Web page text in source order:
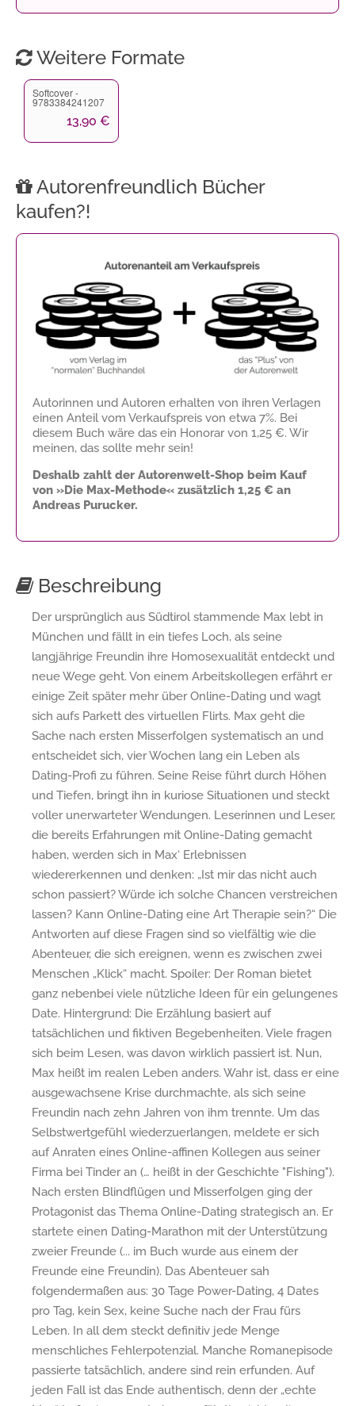
Weitere Formate
Softcover -
9783384241207
13,90 €
Autorenfreundlich Bücher
kaufen?!
Autorinnen und Autoren erhalten von ihren Verlagen
einen Anteil vom Verkaufspreis von etwa 7%. Bei
diesem Buch wäre das ein Honorar von 1,25 €. Wir
meinen, das sollte mehr sein!
Deshalb zahlt der Autorenwelt-Shop beim Kauf
von »Die Max-Methode« zusätzlich 1,25 € an
Andreas Purucker.
Beschreibung
Der ursprünglich aus Südtirol stammende Max lebt in
München und fällt in ein tiefes Loch, als seine
langjährige Freundin ihre Homosexualität entdeckt und
neue Wege geht. Von einem Arbeitskollegen erfährt er
einige Zeit später mehr über Online-Dating und wagt
sich aufs Parkett des virtuellen Flirts. Max geht die
Sache nach ersten Misserfolgen systematisch an und
entscheidet sich, vier Wochen lang ein Leben als
Dating-Profi zu führen. Seine Reise führt durch Höhen
und Tiefen, bringt ihn in kuriose Situationen und steckt
voller unerwarteter Wendungen. Leserinnen und Leser,
die bereits Erfahrungen mit Online-Dating gemacht
haben, werden sich in Max‘ Erlebnissen
wiedererkennen und denken: „Ist mir das nicht auch
schon passiert? Würde ich solche Chancen verstreichen
lassen? Kann Online-Dating eine Art Therapie sein?“ Die
Antworten auf diese Fragen sind so vielfältig wie die
Abenteuer, die sich ereignen, wenn es zwischen zwei
Menschen „Klick“ macht. Spoiler: Der Roman bietet
ganz nebenbei viele nützliche Ideen für ein gelungenes
Date. Hintergrund: Die Erzählung basiert auf
tatsächlichen und fiktiven Begebenheiten. Viele fragen
sich beim Lesen, was davon wirklich passiert ist. Nun,
Max heißt im realen Leben anders. Wahr ist, dass er eine
ausgewachsene Krise durchmachte, als sich seine
Freundin nach zehn Jahren von ihm trennte. Um das
Selbstwertgefühl wiederzuerlangen, meldete er sich
auf Anraten eines Online-affinen Kollegen aus seiner
Firma bei Tinder an (… heißt in der Geschichte "Fishing").
Nach ersten Blindflügen und Misserfolgen ging der
Protagonist das Thema Online-Dating strategisch an. Er
startete einen Dating-Marathon mit der Unterstützung
zweier Freunde (... im Buch wurde aus einem der
Freunde eine Freundin). Das Abenteuer sah
folgendermaßen aus: 30 Tage Power-Dating, 4 Dates
pro Tag, kein Sex, keine Suche nach der Frau fürs
Leben. In all dem steckt definitiv jede Menge
menschliches Fehlerpotenzial. Manche Romanepisode
passierte tatsächlich, andere sind rein erfunden. Auf
jeden Fall ist das Ende authentisch, denn der „echte